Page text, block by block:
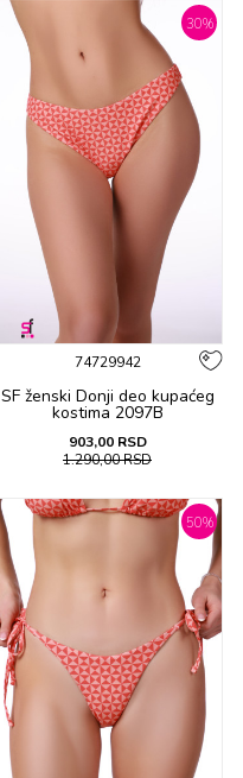
30%
74729942
SF ženski Donji deo kupaćeg
kostima 2097B
903,00 RSD
1.290,00RSD
50%